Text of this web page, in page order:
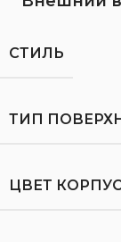
СТИЛЬ
ТИП
ЦВЕТ